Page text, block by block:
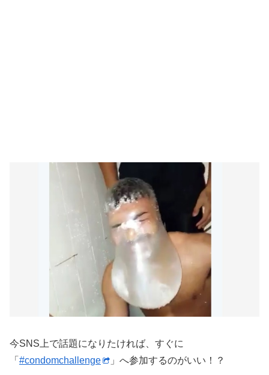
今SNS上で話題になりたければ、すぐに
「 #condomchallenge 」へ参加するのがいい！？